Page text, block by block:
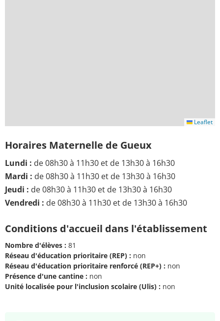
Leaflet
Horaires Maternelle de Gueux
Lundi : de 08h30 à 11h30 et de 13h30 à 16h30
Mardi : de 08h30 à 11h30 et de 13h30 à 16h30
Jeudi : de 08h30 à 11h30 et de 13h30 à 16h30
Vendredi : de 08h30 à 11h30 et de 13h30 à 16h30
Conditions d'accueil dans l'établissement
Nombre d'élèves : 81
Réseau d'éducation prioritaire (REP) : non
Réseau d'éducation prioritaire renforcé (REP+) : non
Présence d'une cantine : non
Unité localisée pour l'inclusion scolaire (Ulis) : non